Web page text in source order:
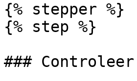
{% stepper %}
{% step %}
###